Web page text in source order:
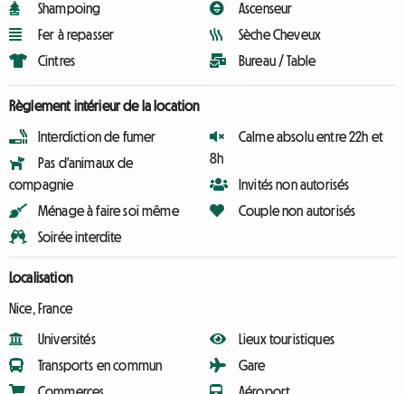
Shampoing
Fer à repasser
Cintres
Ascenseur
Sèche Cheveux
Bureau / Table
Règlement intérieur de la location
Interdiction de fumer
Pas d'animaux de
compagnie
Ménage à faire soi même
Soirée interdite
Calme absolu entre 22h et
8h
Invités non autorisés
Couple non autorisés
Localisation
Nice, France
Universités
Transports en commun
Lieux touristiques
Gare